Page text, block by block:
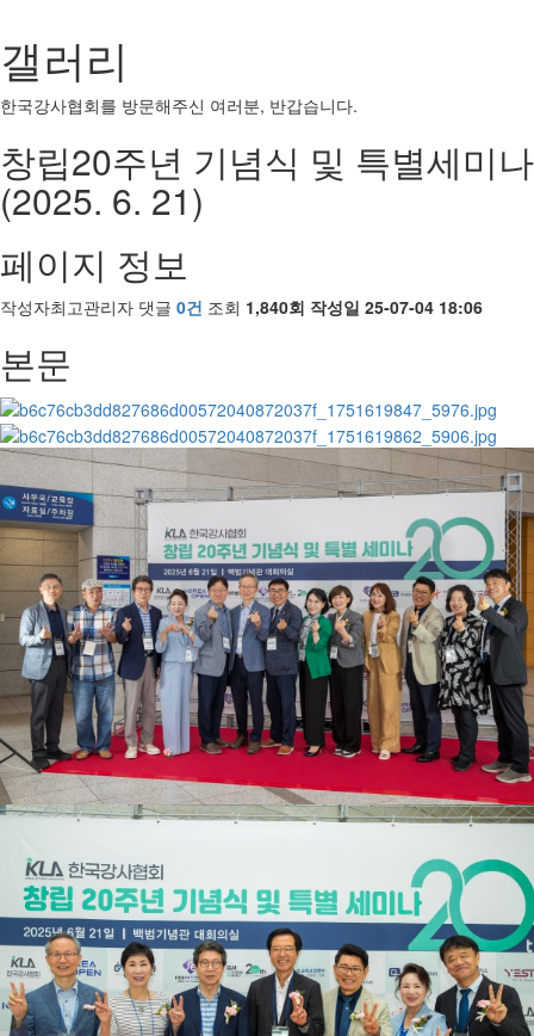
갤러리
한국강사협회를 방문해주신 여러분, 반갑습니다.
창립20주년 기념식 및 특별세미나
(2025. 6. 21)
페이지 정보
작성자최고관리자 댓글 0건 조회 1,840회 작성일 25-07-04 18:06
본문